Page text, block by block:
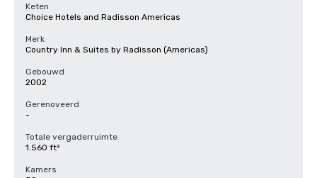
Keten
Choice Hotels and Radisson Americas
Merk
Country Inn & Suites by Radisson (Americas)
Gebouwd
2002
Gerenoveerd
-
Totale vergaderruimte
1.560 ft²
Kamers